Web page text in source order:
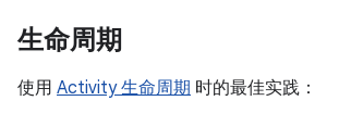
生命周期
使用 Activity 生命周期 时的最佳实践：